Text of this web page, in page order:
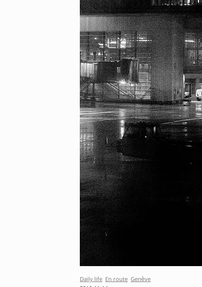
Daily life En route Genève